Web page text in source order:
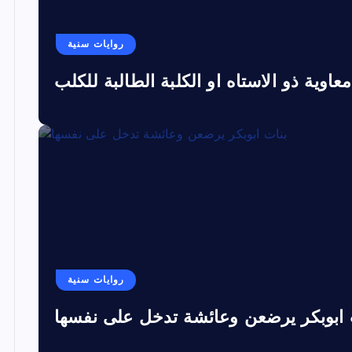
روايات سنية
معاوية ذو الاستاه او الكلبة الطالبة للكلب
روايات سنية
ابوبكر يرضعن وعائشة تدخل على نفسها